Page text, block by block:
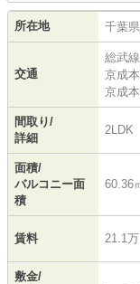
所在地 千葉県
交通
総武線
京成
京成
間取り/
詳細
2LDK
面積/
バルコニー面
積
60.36
賃料 21.1
敷金/